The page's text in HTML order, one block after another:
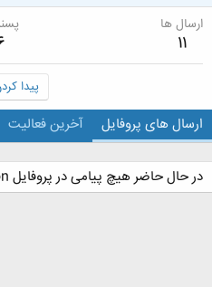
ارسال ها
11
پیدا
ارسال های پروفایل آخرین فعالیت
در حال حاضر هیچ پیامی در پروفایل msjoon نیست.